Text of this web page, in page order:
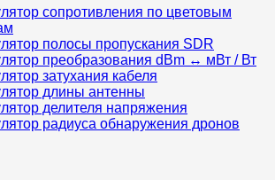
сопротивления по цветовым
полосы пропускания SDR
преобразования dBm ↔ мВт / Вт
затухания кабеля
длины антенны
делителя напряжения
радиуса обнаружения дронов